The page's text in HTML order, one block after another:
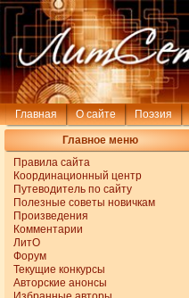
Главная О сайте Поэзия
Главное меню
Правила сайта
Координационный центр
Путеводитель по сайту
Полезные советы новичкам
Произведения
Комментарии
ЛитО
Форум
Текущие конкурсы
Авторские анонсы